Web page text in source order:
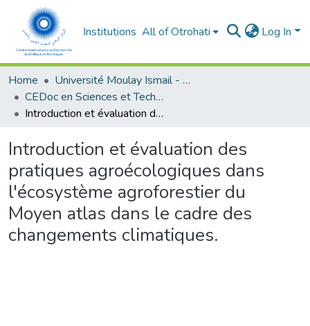
Institutions All of Otrohati Log In
Home
Université Moulay Ismail - Meknès
CEDoc en Sciences et Techniques et Sciences Médicales (CED - STSM)
Introduction et évaluation des pratiques agroécologiques dans l'écosystème agroforestier du Moyen atlas dans le cadre des changements climatiques.
Introduction et évaluation des
pratiques agroécologiques dans
l'écosystème agroforestier du
Moyen atlas dans le cadre des
changements climatiques.